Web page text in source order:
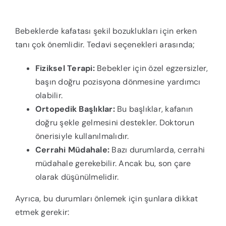
Bebeklerde kafatası şekil bozuklukları için erken
tanı çok önemlidir. Tedavi seçenekleri arasında;
Fiziksel Terapi:Bebekler için özel egzersizler,
başın doğru pozisyona dönmesine yardımcı
olabilir.
Ortopedik Başlıklar:Bu başlıklar, kafanın
doğru şekle gelmesini destekler. Doktorun
önerisiyle kullanılmalıdır.
Cerrahi Müdahale: Bazı durumlarda, cerrahi
müdahale gerekebilir. Ancak bu, son çare
olarak düşünülmelidir.
Ayrıca, bu durumları önlemek için şunlara dikkat
etmek gerekir: